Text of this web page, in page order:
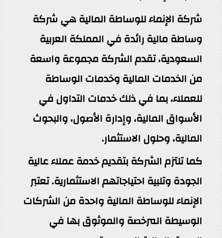
شركة الإنماء للوساطة المالية هي شركة
وساطة مالية رائدة في المملكة العربية
السعودية، تقدم الشركة مجموعة واسعة
من الخدمات المالية وخدمات الوساطة
للعملاء، بما في ذلك خدمات التداول في
الأسواق المالية، وإدارة الأصول، والبحوث
المالية، وحلول الاستثمار.
كما تلتزم الشركة بتقديم خدمة عملاء عالية
الجودة وتلبية احتياجاتهم الاستثمارية. تعتبر
الإنماء للوساطة المالية واحدة من الشركات
الوسيطة المرخصة والموثوق بها في